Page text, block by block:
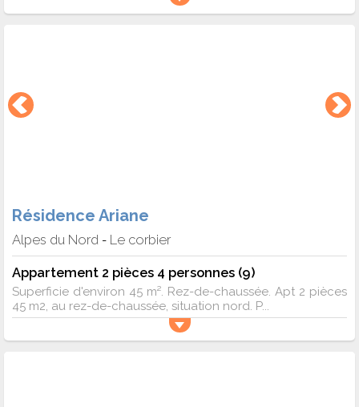
Résidence Ariane
Alpes du Nord - Le corbier
Appartement 2 pièces 4 personnes (9)
Superficie d'environ 45 m². Rez-de-chaussée. Apt 2 pièces
45 m2, au rez-de-chaussée, situation nord. P...